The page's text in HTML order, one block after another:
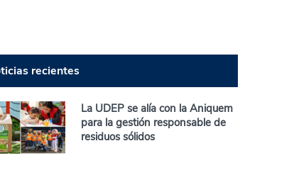
recientes
La UDEP se alía con la Aniquem
para la gestión responsable de
residuos sólidos